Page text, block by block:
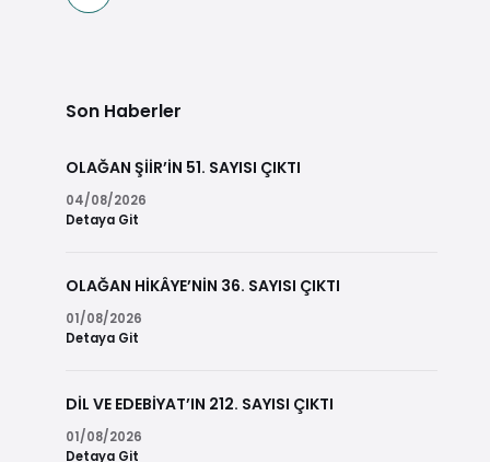
Son Haberler
OLAĞAN ŞİİR’İN 51. SAYISI ÇIKTI
04/08/2026
Detaya Git
OLAĞAN HİKÂYE’NİN 36. SAYISI ÇIKTI
01/08/2026
Detaya Git
DİL VE EDEBİYAT’IN 212. SAYISI ÇIKTI
01/08/2026
Detaya Git